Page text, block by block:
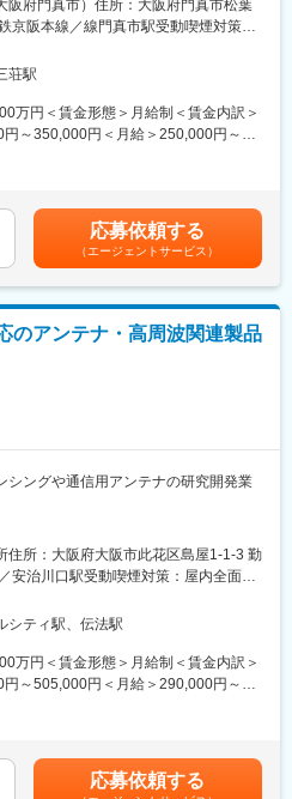
は1,400種類（ライセンス系・キャリ
モートワーク制度、複業制度、異動申
ト・交流会の開催多数、キャリア相
こすことで社会課題の解決を図って
域においては自動車・航空宇宙関連機
り、IT領域においては情報通信、IT／
中心とした幅広い業界に対してのシス
評価検証業務等を提供しております。
ているRPA・IoT・UWB・ドロー
術の活用についても精力的に取り組
ニアとして生涯活躍できる人材を育
クノロジーでは最新の技術トレンド
しています。
務
トシステムのハードウェア（電気設
だきます。大手電機メーカーのグルー
の勤務となります。
公共サービス」「生活インフラ」
分野向け機器・ソフトウェアの開発を
高まっているソリューションサービス
ステムを構成する製品のハードウェア
いただきます。
（改造・修理・増産）
業務】
、電気電子通信、IT情報、エネルギー
大手メーカーに技術を提供。まだ世に
ど様々なプロジェクトに参画し、創業
りを支え続けています。
ることが最大の強み。 また、夕方町に
防災無線用のアンプは、全国約40,000
です。 今後の高齢化社会を見据え、医
を実現します。
パナソニック、日立製作所、富士ゼロ
術研究所、三菱重工業など
阪府門真市）住所：大阪府門真市松葉
京阪本線／線門真市駅受動喫煙対策：
本文参照
荘駅
万円＜賃金形態＞月給制＜賃金内訳＞
～350,000円＜月給＞250,000円～
通じて上下する可能性があります。月
表記です。
応募依頼する
（エージェントサービス）
のアンテナ・高周波関連製品
シングや通信用アンテナの研究開発業
実現する等、コネクティッドカー時代
市場は100年に一度と言われる大変革
は自動車事業分野で営業利益の6割を生
ハーネスの世界シェア約30%を誇る
運転/コネクティッドカー時代の実現に
通信を取り入れた自動車向け製品の研
て位置付けている。
住所：大阪府大阪市此花区島屋1-1-3 勤
安治川口駅受動喫煙対策：屋内全面禁
シティ駅、伝法駅
万円＜賃金形態＞月給制＜賃金内訳＞
～505,000円＜月給＞290,000円～
る可能性があります。月給(月額)は固定
応募依頼する